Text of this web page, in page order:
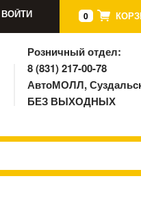
0
ВОЙТИ
Розничный отдел:
8 (831) 217-00-78
АвтоМОЛЛ,
БЕЗ ВЫХОДНЫХ